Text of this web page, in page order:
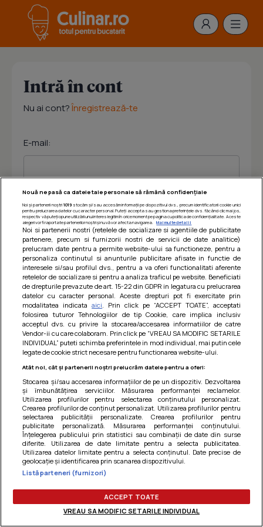
Intră în cont
Nu ai cont?Înregistrează-te
E-mail:
Parola:
Am uitat parola
Termeni si conditii|Politica de cookies
Politica de
confidentialitate
Nouă ne pasă ca datele tale personale să rămână confidențiale
Noi și partenerii noștri 1019stocăm și/sau accesăm informații pe dispozitivul dvs., precum identificatorii cookie unici
pentru prelucrarea datelor cu caracter personal. Puteți accepta sau gestiona preferințele dvs. făcând clic mai jos,
respectiv vă puteți opune utilizării unui interes legitim în orice moment pe pagina cu politica de confidențialitate. Aceste
alegeri vor fi raportate partenerilor noștri și nu vă vor afecta navigarea.
Mai multe detalii
Noi si partenerii nostri (retelele de socializare si agentiile de publicitate
partenere, precum si furnizorii nostri de servicii de date analitice)
prelucram date pentru a permite website-ului sa functioneze, pentru a
personaliza continutul si anunturile publicitare afisate in functie de
interesele si/sau profilul dvs., pentru a va oferi functionalitati aferente
retelelor de socializare si pentru a analiza traficul pe website. Beneficiati
de drepturile prevazute de art. 15-22 din GDPR in legatura cu prelucrarea
datelor cu caracter personal. Aceste drepturi pot fi exercitate prin
modalitatea indicataaici . Prin click pe “ACCEPT TOATE”, acceptati
folosirea tuturor Tehnologiilor de tip Cookie, care implica inclusiv
acceptul dvs. cu privire la stocarea/accesarea informatiilor de catre
Vendor-ii cu care colaboram. Prin click pe “VREAU SA MODIFIC SETARILE
INDIVIDUAL” puteti schimba preferintele in mod individual, mai putin cele
legate de cookie strict necesare pentru functionarea website-ului.
Atât noi, cât și partenerii noștri prelucrăm datele pentru a oferi:
Stocarea și/sau accesarea informațiilor de pe un dispozitiv. Dezvoltarea
și îmbunătățirea serviciilor. Măsurarea performanței reclamelor.
Utilizarea profilurilor pentru selectarea conținutului personalizat.
Crearea profilurilor de conținut personalizat. Utilizarea profilurilor pentru
selectarea publicității personalizate. Crearea profilurilor pentru
publicitate personalizată. Măsurarea performanței conținutului.
Înțelegerea publicului prin statistici sau combinații de date din surse
diferite. Utilizarea de date limitate pentru a selecta publicitatea.
Utilizarea datelor limitate pentru a selecta conținutul. Date precise de
geolocație și identificarea prin scanarea dispozitivului.
Listă parteneri (furnizori)
ACCEPT TOATE
VREAU SA MODIFIC SETARILE INDIVIDUAL